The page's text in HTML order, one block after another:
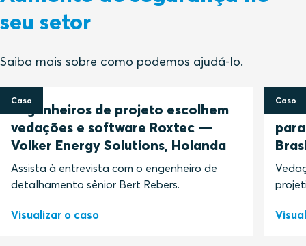
seu setor
Saiba mais sobre como podemos ajudá-lo.
Caso
Engenheiros de projeto escolhem
vedações e software Roxtec —
Volker Energy Solutions, Holanda
Assista à entrevista com o engenheiro de
detalhamento sênior Bert Rebers.
Visualizar o caso
Caso